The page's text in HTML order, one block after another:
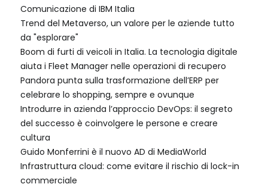
Comunicazione di IBM Italia
Trend del Metaverso, un valore per le aziende tutto
da "esplorare"
Boom di furti di veicoli in Italia. La tecnologia digitale
aiuta i Fleet Manager nelle operazioni di recupero
Pandora punta sulla trasformazione dell’ERP per
celebrare lo shopping, sempre e ovunque
Introdurre in azienda l’approccio DevOps: il segreto
del successo è coinvolgere le persone e creare
cultura
Guido Monferrini è il nuovo AD di MediaWorld
Infrastruttura cloud: come evitare il rischio di lock-in
commerciale